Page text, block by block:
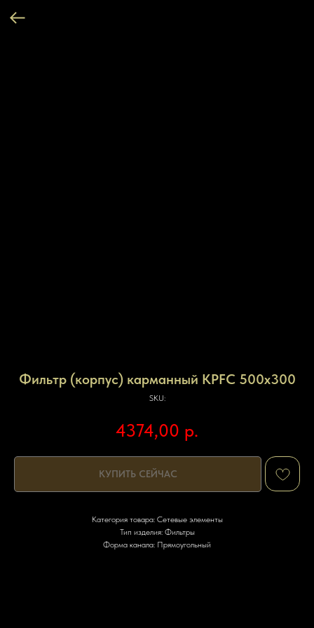
Фильтр (корпус) карманный KPFС 500x300
SKU:
4374,00 р.
КУПИТЬ СЕЙЧАС
Категория товара: Сетевые элементы
Тип изделия: Фильтры
Форма канала: Прямоугольный